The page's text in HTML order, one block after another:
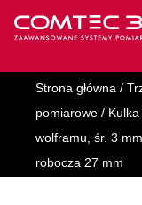
Strona główna/
pomiarowe /
wolframu, śr. 3
robocza 27 mm